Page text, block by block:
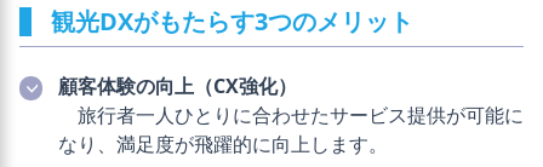
観光DXがもたらす3つのメリット
顧客体験の向上（CX強化）
旅行者一人ひとりに合わせたサービス提供が可能に
なり、満足度が飛躍的に向上します。